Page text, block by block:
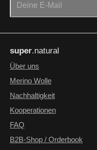
genommen und die
einverstanden.
Die mit einem Stern (*)
super.natural
Über uns
Merino Wolle
Nachhaltigkeit
Kooperationen
FAQ
B2B-Shop / Orderbook